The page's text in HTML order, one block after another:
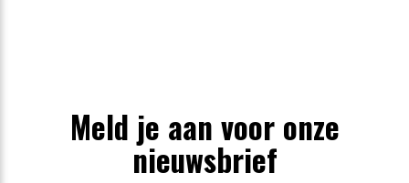
Meld je aan voor onze
nieuwsbrief